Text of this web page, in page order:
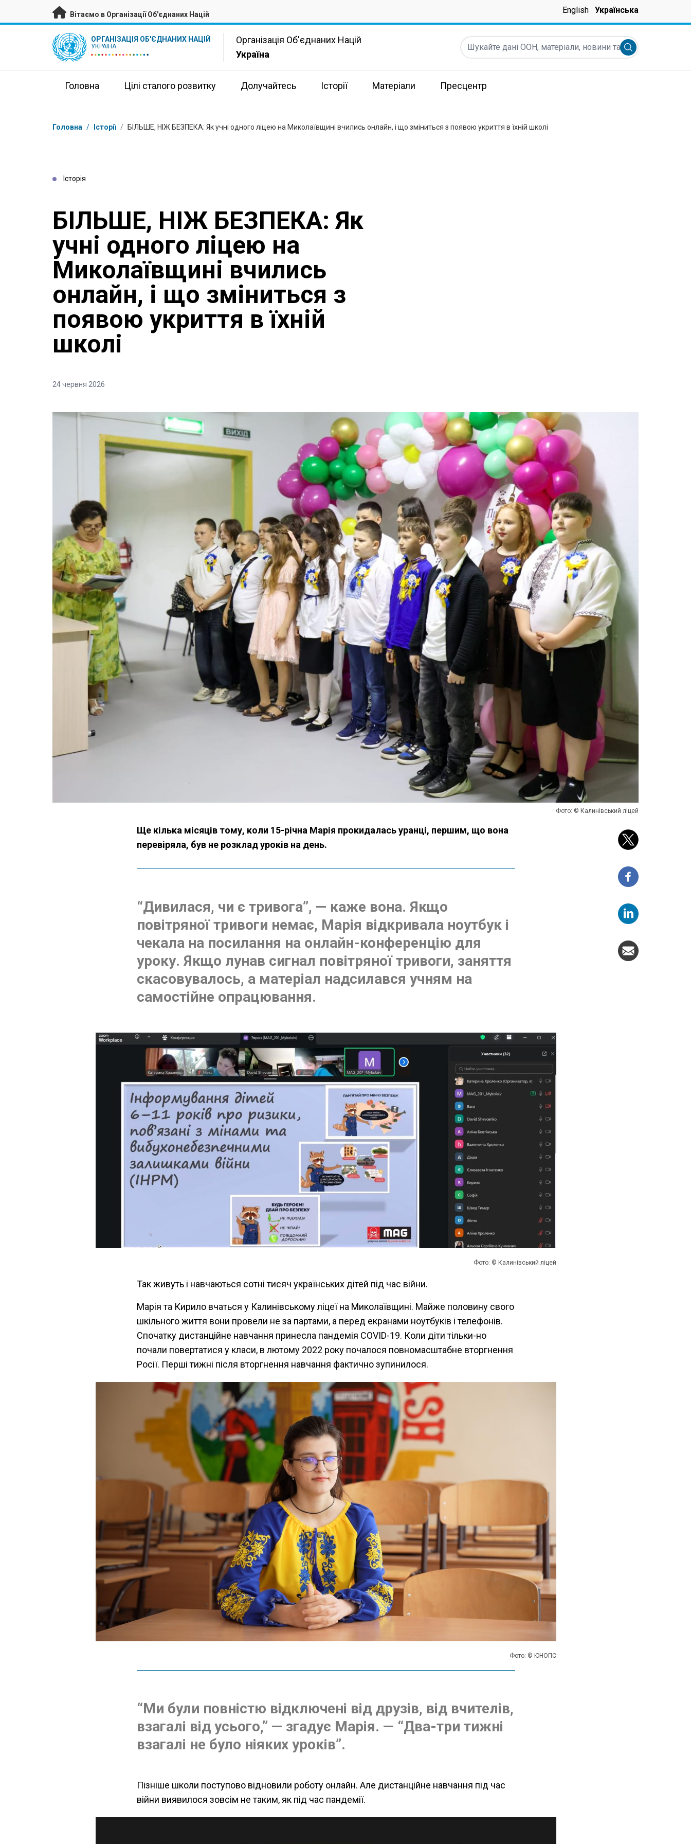
Перейти на головну сторінку
Вітаємо в Організації Об'єднаних Націй English Українська
UN Logo ОРГАНІЗАЦІЯ ОБ'ЄДНАНИХ НАЦІЙ
УКРАЇНА
Організація Об'єднаних Націй
Україна
Шукайте дані ООН, матеріали, новини та інше...
Submit search
Головна Цілі сталого розвитку Долучайтесь Історії Матеріали Пресцентр
Низка
Головна / Історії / БІЛЬШЕ, НІЖ БЕЗПЕКА: Як учні одного ліцею на Миколаївщині вчились онлайн, і що зміниться з появою укриття в їхній школі
Історія
БІЛЬШЕ, НІЖ БЕЗПЕКА: Як
учні одного ліцею на
Миколаївщині вчились
онлайн, і що зміниться з
появою укриття в їхній
школі
24 червня 2026
Фото: © Калинівський ліцей
Ще кілька місяців тому, коли 15-річна Марія прокидалась уранці, першим, що вона
перевіряла, був не розклад уроків на день.
“Дивилася, чи є тривога”, — каже вона. Якщо
повітряної тривоги немає, Марія відкривала ноутбук і
чекала на посилання на онлайн-конференцію для
уроку. Якщо лунав сигнал повітряної тривоги, заняття
скасовувалось, а матеріал надсилався учням на
самостійне опрацювання.
Фото: © Калинівський ліцей
Так живуть і навчаються сотні тисяч українських дітей під час війни.
Марія та Кирило вчаться у Калинівському ліцеї на Миколаївщині. Майже половину свого
шкільного життя вони провели не за партами, а перед екранами ноутбуків і телефонів.
Спочатку дистанційне навчання принесла пандемія COVID-19. Коли діти тільки-но
почали повертатися у класи, в лютому 2022 року почалося повномасштабне вторгнення
Росії. Перші тижні після вторгнення навчання фактично зупинилося.
Фото: © ЮНОПС
“Ми були повністю відключені від друзів, від вчителів,
взагалі від усього,” — згадує Марія. — “Два-три тижні
взагалі не було ніяких уроків”.
Пізніше школи поступово відновили роботу онлайн. Але дистанційне навчання під час
війни виявилося зовсім не таким, як під час пандемії.